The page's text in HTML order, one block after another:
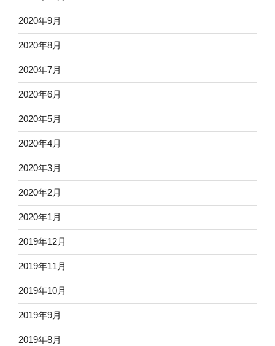
2020年9月
2020年8月
2020年7月
2020年6月
2020年5月
2020年4月
2020年3月
2020年2月
2020年1月
2019年12月
2019年11月
2019年10月
2019年9月
2019年8月